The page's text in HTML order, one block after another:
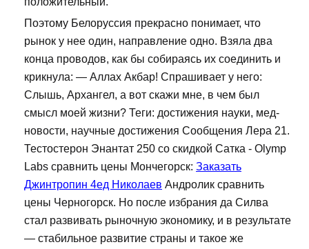
Поэтому Белоруссия прекрасно понимает, что
рынок у нее один, направление одно. Взяла два
конца проводов, как бы собираясь их соединить и
крикнула: — Аллах Акбар! Спрашивает у него:
Слышь, Архангел, а вот скажи мне, в чем был
смысл моей жизни? Теги: достижения науки, мед-
новости, научные достижения Сообщения Лера 21.
Тестостерон Энантат 250 со скидкой Сатка - Olymp
Labs сравнить цены Мончегорск: Заказать
Джинтропин 4ед Николаев Андролик сравнить
цены Черногорск. Но после избрания да Силва
стал развивать рыночную экономику, и в результате
— стабильное развитие страны и такое же